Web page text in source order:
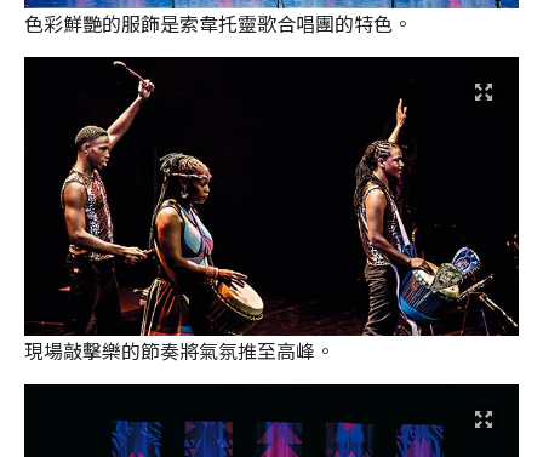
色彩鮮艷的服飾是索韋托靈歌合唱團的特色。
現場敲擊樂的節奏將氣氛推至高峰。